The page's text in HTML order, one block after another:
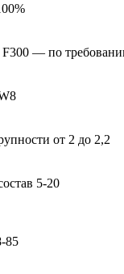
F300 — по
от 2 до 2,2
5-20
85